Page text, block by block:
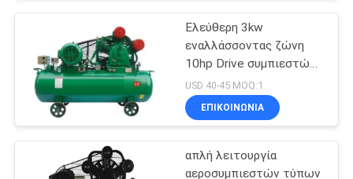
ΕΠΙΣΚΈΨΕΙΣ
ΣΤΟ
ΕΡΓΟΣΤΆΣΙΟ
ΈΛΕΓΧΟΣ
ΠΟΙΌΤΗΤΑΣ
Ελεύθερη 3kw
εναλλάσσοντας ζώνη
10hp Drive συμπιεστών
εμβόλων πετρελαίου
USD 40-45 MOQ:1
ΕΠΙΚΟΙΝΩΝΙΑ
απλή λειτουργία
αεροσυμπιεστών τύπων